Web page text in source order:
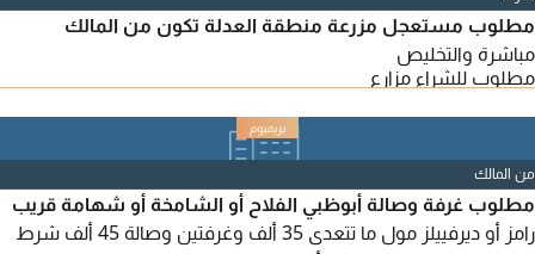
مطلوب مستعجل مزرعة منطقة العدلة تكون من المالك
مباشرة والتخليص
مطلوب للشراء مزارع
من المالك
مطلوب غرفة وصالة أبوظبي الفلاح أو الشامخة أو شهامة قريب
رامز أو ديرفييلز مول ما تتعدى 35 ألف وغرفتين وصالة 45 ألف شرط